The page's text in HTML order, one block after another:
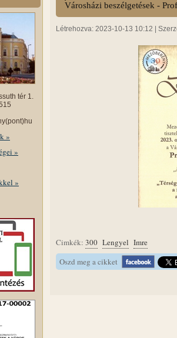
tér 1.
»
»
»
Városházi beszélgetések -
Létrehozva: 2023-10-13 10:12 |
Cimkék: 300 Lengyel Imre
Oszd meg a cikket